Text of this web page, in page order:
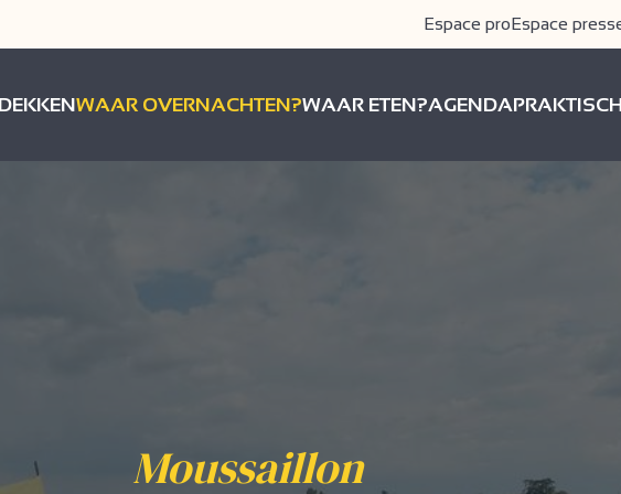
Espace proEspace
WAAR OVERNACHTEN?WAAR ETEN?AGENDA
Moussaillon